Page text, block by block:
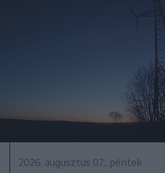
2026. augusztus 07., péntek